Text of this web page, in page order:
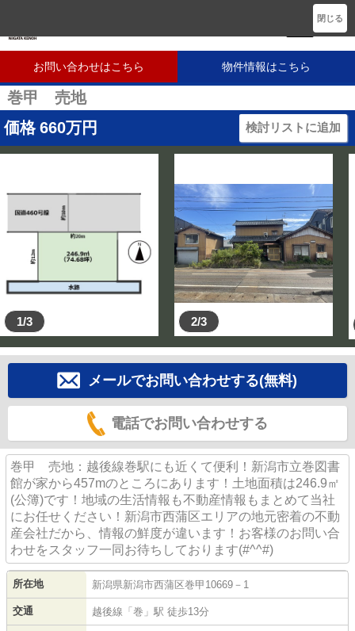
お問い合わせはこちら 物件情報はこちら
巻甲 売地
価格 660万円 検討リストに追加
1/3 2/3
メールでお問い合わせする(無料)
電話でお問い合わせする
巻甲 売地：越後線巻駅にも近くて便利！新潟市立巻図書
館が家から457mのところにあります！土地面積は246.9㎡
(公簿)です！地域の生活情報も不動産情報もまとめて当社
にお任せください！新潟市西蒲区エリアの地元密着の不動
産会社だから、情報の鮮度が違います！お客様のお問い合
わせをスタッフ一同お待ちしております(#^^#)
所在地 新潟県新潟市西蒲区巻甲10669－1
交通 越後線 「 巻 」駅 徒歩13分
閉じる